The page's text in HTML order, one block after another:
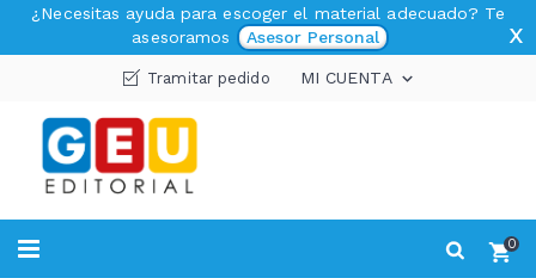
¿Necesitas ayuda para escoger el material adecuado? Te
asesoramos
Asesor Personal x
Tramitar pedido MI CUENTA 
0